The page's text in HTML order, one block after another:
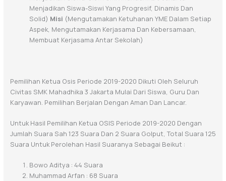
Menjadikan Siswa-Siswi Yang Progresif, Dinamis Dan
Solid) Misi (Mengutamakan Ketuhanan YME Dalam Setiap
Aspek, Mengutamakan Kerjasama Dan Kebersamaan,
Membuat Kerjasama Antar Sekolah)
Pemilihan Ketua Osis Periode 2019-2020 Dikuti Oleh Seluruh
Civitas SMK Mahadhika 3 Jakarta Mulai Dari Siswa, Guru Dan
Karyawan. Pemilihan Berjalan Dengan Aman Dan Lancar.
Untuk Hasil Pemilihan Ketua OSIS Periode 2019-2020 Dengan
Jumlah Suara Sah 123 Suara Dan 2 Suara Golput, Total Suara 125
Suara Untuk Perolehan Hasil Suaranya Sebagai Beikut :
Bowo Aditya : 44 Suara
Muhammad Arfan : 68 Suara